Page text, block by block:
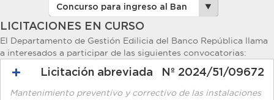
LICITACIONES EN CURSO
El Departamento de Gestión Edilicia del Banco República llama
a interesados a participar de las siguientes convocatorias:
Licitación abreviada Nº 2024/51/09672
Mantenimiento preventivo y correctivo de las instalaciones